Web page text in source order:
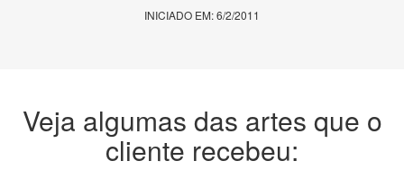
INICIADO EM: 6/2/2011
Veja algumas das artes que o
cliente recebeu: